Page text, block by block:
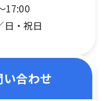
17:00
日・祝日
合わせ